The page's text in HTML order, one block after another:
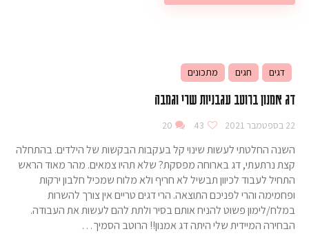
דגים חגים מתכונים
דג אמנון ברוטב עגבניות שרי וגמבה
22 בספטמבר 2021 43
20
השנה החלטתי לעשות שינוי קל בעקבות הבקשות של הילדים. בהתחלה
קצת נרתעתי, דג בארוחה מפסקת? שלא תהיו צמאים. מהר מאוד הראש
התחיל לעבוד לכיוון תבשיל לא חריף ולא מלוח שמכיל חלבון ירקות
ופחמימה והרי לפניכם התוצאה. הרי דגים טריים אין צורך להשרות
במלח/לימון פשוט להניח אותם בסיר ולתת להם לעשות את העבודה.
הבחירה המיידית שלי היתה דג אמנון!! הרוטב הסמיך…